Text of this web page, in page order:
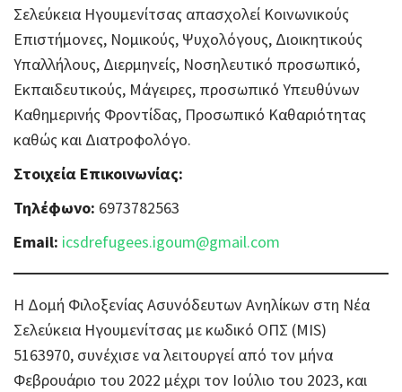
Σελεύκεια Ηγουμενίτσας απασχολεί Κοινωνικούς
Επιστήμονες, Νομικούς, Ψυχολόγους, Διοικητικούς
Υπαλλήλους, Διερμηνείς, Νοσηλευτικό προσωπικό,
Εκπαιδευτικούς, Μάγειρες, προσωπικό Υπευθύνων
Καθημερινής Φροντίδας, Προσωπικό Καθαριότητας
καθώς και Διατροφολόγο.
Στοιχεία Επικοινωνίας:
Τηλέφωνο: 6973782563
Email: icsdrefugees.igoum@gmail.com
Η Δομή Φιλοξενίας Ασυνόδευτων Aνηλίκων στη Νέα
Σελεύκεια Ηγουμενίτσας με κωδικό ΟΠΣ (MIS)
5163970, συνέχισε να λειτουργεί από τον μήνα
Φεβρουάριο του 2022 μέχρι τον Ιούλιο του 2023, και